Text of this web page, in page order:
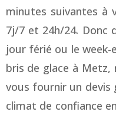
minutes suivantes à
7j/7 et 24h/24. Donc
jour férié ou le week-
bris de glace à
vous fournir un devis
climat de confiance